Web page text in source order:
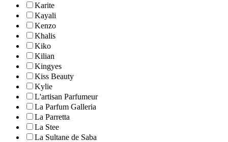
Karite
Kayali
Kenzo
Khalis
Kiko
Kilian
Kingyes
Kiss Beauty
Kylie
L'artisan Parfumeur
La Parfum Galleria
La Parretta
La Stee
La Sultane de Saba